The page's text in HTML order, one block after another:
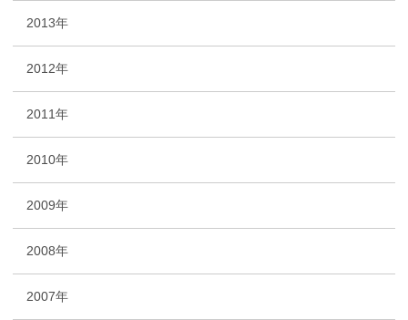
2013年
2012年
2011年
2010年
2009年
2008年
2007年